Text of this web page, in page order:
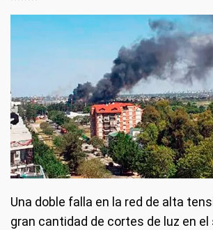
Una doble falla en la red de alta
gran cantidad de cortes de luz en el